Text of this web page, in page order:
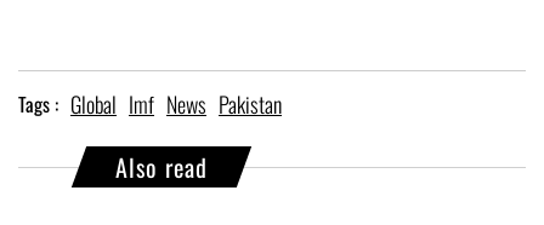
Tags : Global Imf News Pakistan
Also read